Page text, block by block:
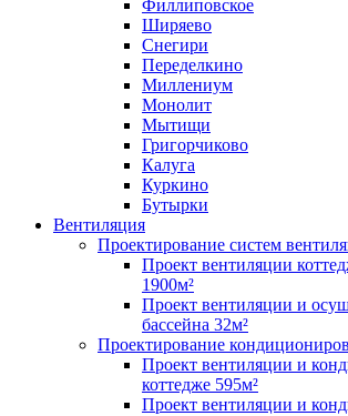
Филлиповское
Ширяево
Снегири
Переделкино
Миллениум
Монолит
Мытищи
Григорчиково
Калуга
Куркино
Бутырки
Вентиляция
Проектирование систем
Проект вентиляции
1900м²
Проект вентиляции и
бассейна 32м²
Проектирование
Проект вентиляции и
коттедже 595м²
Проект вентиляции и